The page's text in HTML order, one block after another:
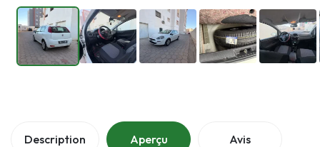
Description Aperçu Avis